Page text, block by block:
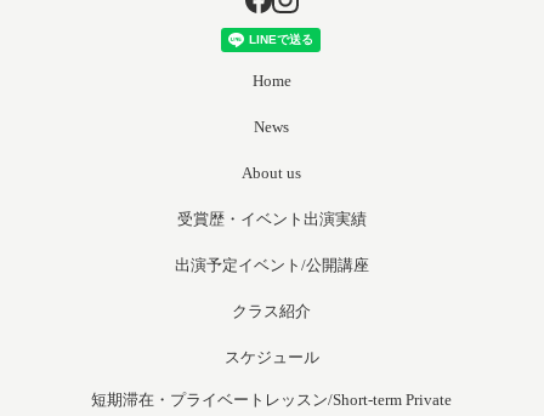
Home
News
About us
受賞歴・イベント出演実績
出演予定イベント/公開講座
クラス紹介
スケジュール
短期滞在・プライベートレッスン/Short-term Private